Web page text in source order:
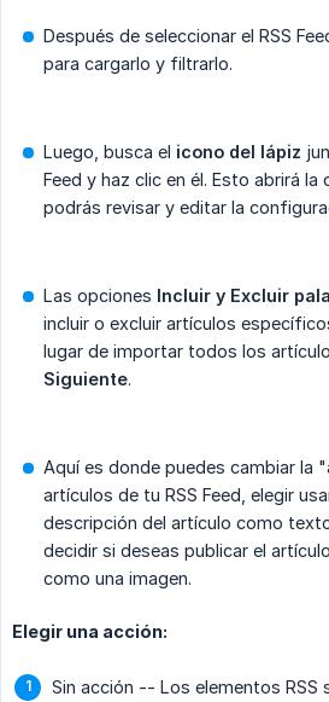
Después de seleccionar el RSS
para cargarlo y filtrarlo.
Luego, busca el icono del lápiz
Feed y haz clic en él. Esto abrirá
podrás revisar y editar la
Las opciones Incluir y Excluir
incluir o excluir artículos
lugar de importar todos los
Siguiente.
Aquí es donde puedes cambiar la
artículos de tu RSS Feed, elegir
descripción del artículo como
decidir si deseas publicar el
como una imagen.
Elegir una acción:
Sin acción -- Los elementos RSS